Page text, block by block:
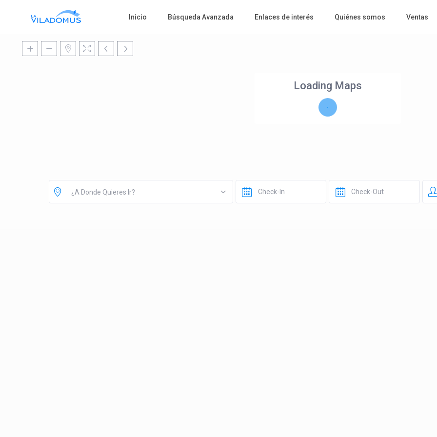
Inicio Búsqueda Avanzada Enlaces de interés Quiénes somos Ventas
Loading Maps
¿A Donde Quieres Ir?